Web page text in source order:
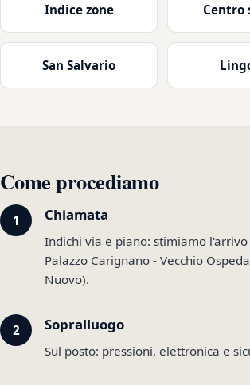
Indice zone Centro
San Salvario
Come procediamo
Chiamata
Indichi via e piano: stimiamo
Palazzo Carignano - Vecchio
Nuovo).
Sopralluogo
Sul posto: pressioni, elettronica e